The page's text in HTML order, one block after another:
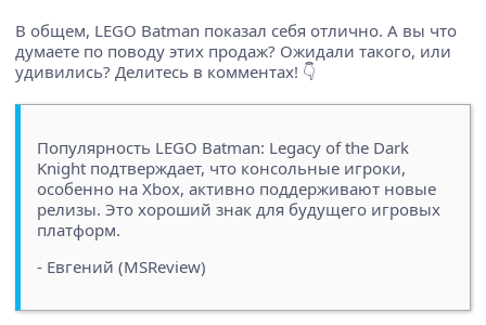
В общем, LEGO Batman показал себя отлично. А вы что
думаете по поводу этих продаж? Ожидали такого, или
удивились? Делитесь в комментах! 👇
Популярность LEGO Batman: Legacy of the Dark
Knight подтверждает, что консольные игроки,
особенно на Xbox, активно поддерживают новые
релизы. Это хороший знак для будущего игровых
платформ.
- Евгений (MSReview)